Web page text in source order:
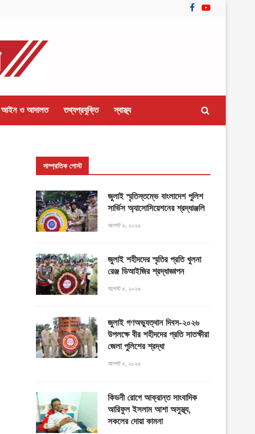
আইন ও আদালত তথ্যপ্রযুক্তি স্বাস্থ্য
সাম্প্রতিক পোস্ট
জুলাই স্মৃতিস্তম্ভে বাংলাদেশ পুলিশ
সার্ভিস অ্যাসোসিয়েশনের শ্রদ্ধাঞ্জলি
আগস্ট ৬, ২০২৬
জুলাই শহীদদের স্মৃতির প্রতি খুলনা
রেঞ্জ ডিআইজির শ্রদ্ধাজ্ঞাপন
আগস্ট ৫, ২০২৬
জুলাই গণঅভ্যুত্থান দিবস-২০২৬
উপলক্ষে বীর শহীদদের প্রতি সাতক্ষীরা
জেলা পুলিশের শ্রদ্ধা
আগস্ট ৫, ২০২৬
কিডনী রোগে আক্রান্ত সাংবাদিক
আরিফুল ইসলাম আশা অসুস্থ্য,
সকলের দোয়া কামনা